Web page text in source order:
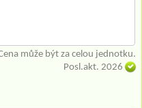
může být za celou jednotku.
Posl.akt. 2026